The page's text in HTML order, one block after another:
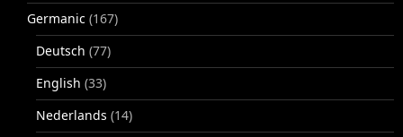
Germanic (167)
Deutsch (77)
English (33)
Nederlands (14)